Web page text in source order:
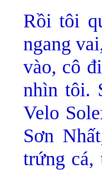
Rồi tôi
ngang
vào, cô
nhìn tôi.
Velo
Sơn
trứng cá,